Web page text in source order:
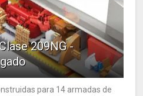
209NG -
para 14 armadas de